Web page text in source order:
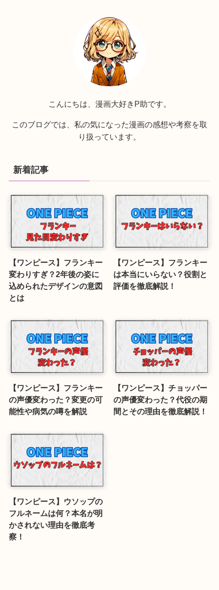
こんにちは、漫画大好きP助です。
このブログでは、私の気になった漫画の感想や考察を取
り扱っています。
新着記事
【ワンピース】フランキー
変わりすぎ？2年後の姿に
込められたデザインの意図
とは
【ワンピース】フランキー
は本当にいらない？役割と
評価を徹底解説！
【ワンピース】フランキー
の声優変わった？変更の可
能性や病気の噂を解説
【ワンピース】チョッパー
の声優変わった？代役の期
間とその理由を徹底解説！
【ワンピース】ウソップの
フルネームは何？本名が明
かされない理由を徹底考
察！